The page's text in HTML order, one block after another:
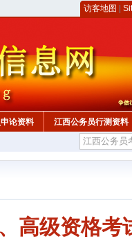
访客地图
论资料 江西公务员行测资料
高级资格考